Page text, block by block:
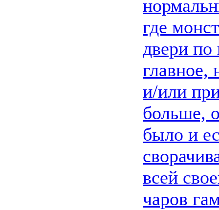
где
двери по
главное,
и/или
больше,
было и
всей
чаров